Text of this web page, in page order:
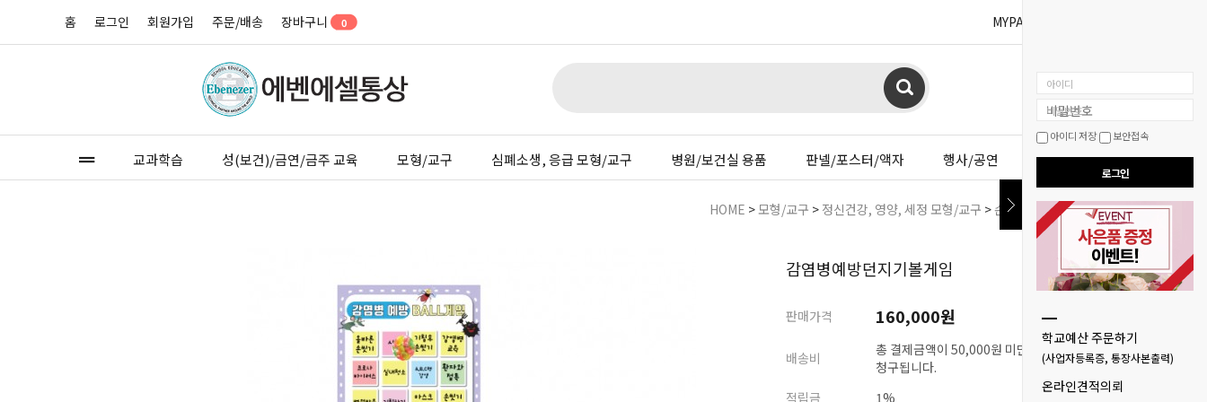
홈 로그인 회원가입 주문/배송 장바구니 0 MYPAGE
교과학습 성(보건)/금연/금주 교육 모형/교구 심폐소생, 응급 모형/교구 병원/보건실 용품 판넬/포스터/액자 행사/공연 이젤샵
아이디
비밀번호
아이디 저장
보안접속
로그인
학교예산 주문하기
(사업자등록증, 통장사본출력)
온라인견적의뢰
HOME > 모형/교구 > 정신건강, 영양, 세정 모형/교구 >손씻기(세정)/세균검사 교구> 감염병예
감염병예방던지기볼게임
판매가격 160,000원
배송비
총 결제금액이 50,000원 미만시 배송비 3,000원이
청구됩니다.
적립금
1%